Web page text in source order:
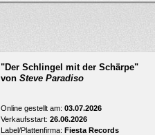
"Der Schlingel mit der Schärpe"
von Steve Paradiso
Online gestellt am: 03.07.2026
Verkaufsstart: 26.06.2026
Label/Plattenfirma: Fiesta Records